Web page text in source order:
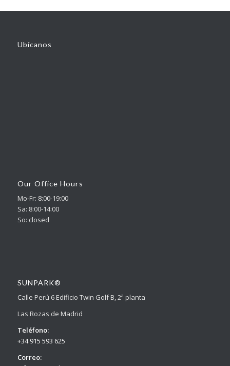
Ubícanos
Our Office Hours
Mo-Fr: 8:00-19:00
Sa: 8:00-14:00
So: closed
SUNPARK®
Calle Perú 6 Edificio Twin Golf B, 2ª planta
Las Rozas de Madrid
Teléfono:
+34 915 593 625
Correo: